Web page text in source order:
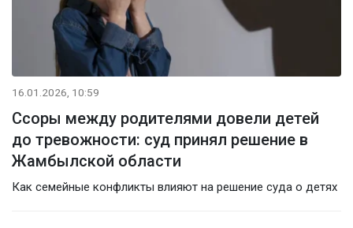
16.01.2026, 10:59
Ссоры между родителями довели детей
до тревожности: суд принял решение в
Жамбылской области
Как семейные конфликты влияют на решение суда о детях